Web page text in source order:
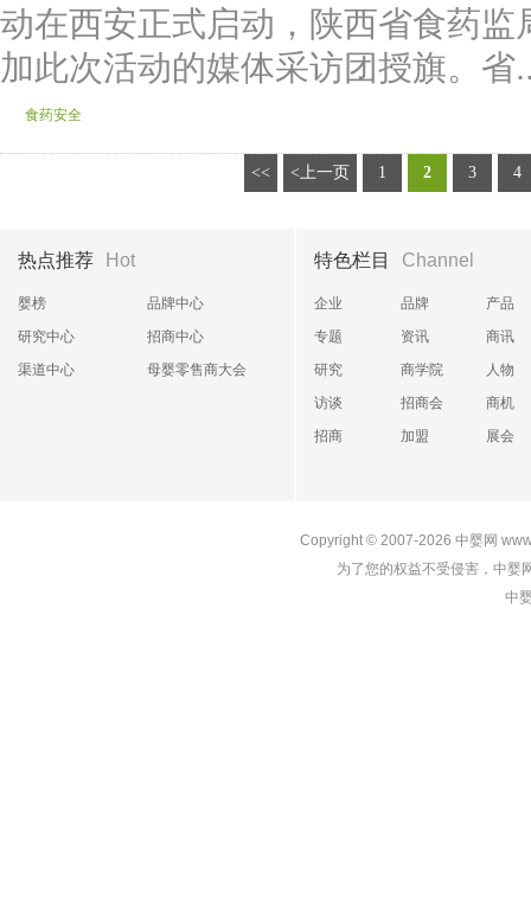
动在西安正式启动，陕西省食药
加此次活动的媒体采访团授旗。省
食药安全
<< <上一页 1 2 3 4
热点推荐 Hot
婴榜
品牌中心
研究中心
招商中心
渠道中心
母婴零售商大会
特色栏目 Channel
企业 品牌
产品
专题
资讯
商讯
研究
商学院
人物
访谈
招商会
商机
招商
加盟 展会
Copyright © 2007-2026 中婴网
为了您的权益不受侵害，中婴
中